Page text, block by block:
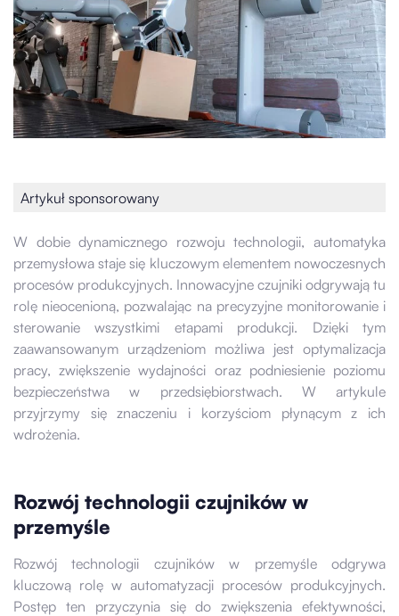
Artykuł sponsorowany
W dobie dynamicznego rozwoju technologii, automatyka
przemysłowa staje się kluczowym elementem nowoczesnych
procesów produkcyjnych. Innowacyjne czujniki odgrywają tu
rolę nieocenioną, pozwalając na precyzyjne monitorowanie i
sterowanie wszystkimi etapami produkcji. Dzięki tym
zaawansowanym urządzeniom możliwa jest optymalizacja
pracy, zwiększenie wydajności oraz podniesienie poziomu
bezpieczeństwa w przedsiębiorstwach. W artykule
przyjrzymy się znaczeniu i korzyściom płynącym z ich
wdrożenia.
Rozwój technologii czujników w
przemyśle
Rozwój technologii czujników w przemyśle odgrywa
kluczową rolę w automatyzacji procesów produkcyjnych.
Postęp ten przyczynia się do zwiększenia efektywności,